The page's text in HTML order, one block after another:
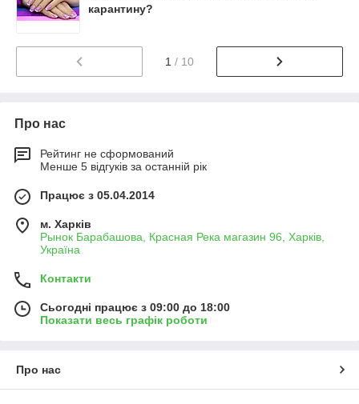
карантину?
1 / 10
Про нас
Рейтинг не сформований
Менше 5 відгуків за останній рік
Працює з 05.04.2014
м. Харків
Рынок Барабашова, Красная Река магазин 96, Харків,
Україна
Контакти
Сьогодні працює з 09:00 до 18:00
Показати весь графік роботи
Про нас